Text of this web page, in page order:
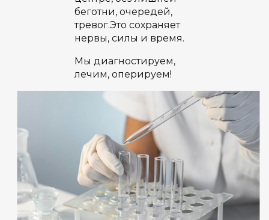
беготни, очередей,
тревог.Это сохраняет
нервы, силы и время.
Мы диагностируем,
лечим, оперируем!